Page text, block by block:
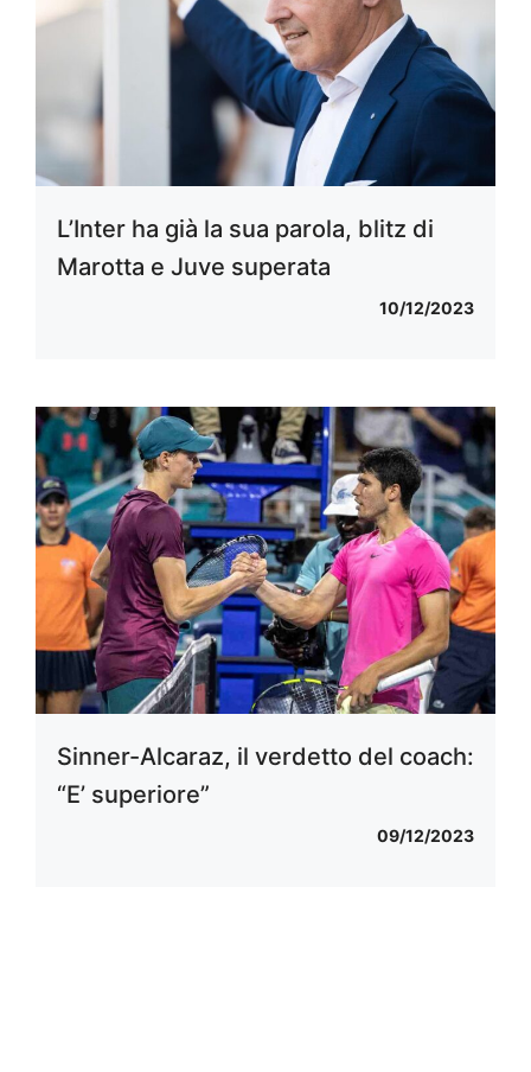
L’Inter ha già la sua parola, blitz di
Marotta e Juve superata
10/12/2023
Sinner-Alcaraz, il verdetto del coach:
“E’ superiore”
09/12/2023